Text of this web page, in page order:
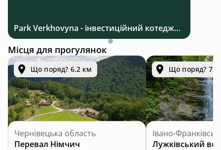
Park Verkhovyna - інвестиційний котеджний комплекс біля Верховини в Карпатах
Місця для прогулянок
Що поряд? 6.2 км
Чернівецька область
Перевал Німчич
Що поряд? 7.0
Івано-
Лужківський